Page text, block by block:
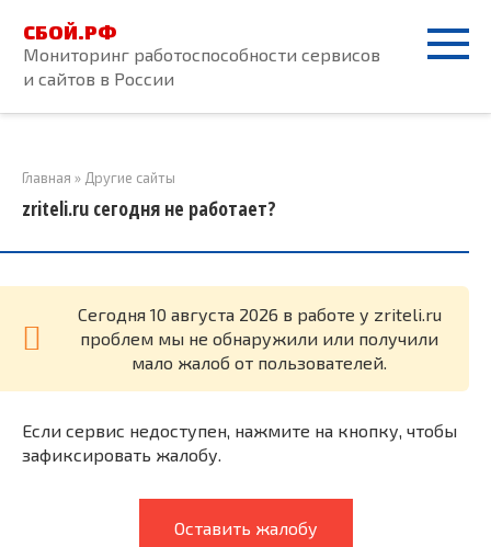
контенту
СБОЙ.РФ
Мониторинг работоспособности сервисов
и сайтов в России
Главная » Другие сайты
zriteli.ru сегодня не работает?
Cегодня 10 августа 2026 в работе у zriteli.ru
проблем мы не обнаружили или получили
мало жалоб от пользователей.
Если сервис недоступен, нажмите на кнопку, чтобы
зафиксировать жалобу.
Оставить жалобу